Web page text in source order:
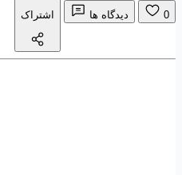
0 دیدگاه ها اشتراک